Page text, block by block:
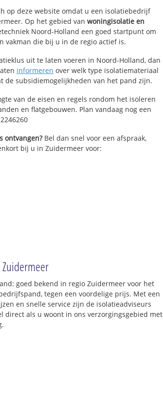
op deze website omdat u een isolatiebedrijf
Op het gebied van woningisolatie en
Noord-Holland een goed startpunt om
vakman die bij u in de regio actief is.
uit te laten voeren in Noord-Holland, dan
informeren over welk type isolatiemateriaal
de subsidiemogelijkheden van het pand zijn.
van de eisen en regels rondom het isoleren
en flatgebouwen. Plan vandaag nog een
ontvangen?Bel dan snel voor een afspraak,
bij u in Zuidermeer voor:
goed bekend in regio Zuidermeer voor het
tegen een voordelige prijs. Met een
en snelle service zijn de isolatieadviseurs
direct als u woont in ons verzorgingsgebied met